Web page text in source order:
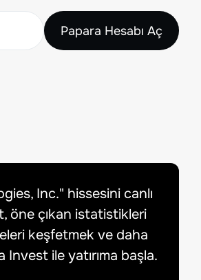
Papara Hesabı Aç
Inc." hissesini canlı
öne çıkan istatistikleri
keşfetmek ve daha
Invest ile yatırıma başla.